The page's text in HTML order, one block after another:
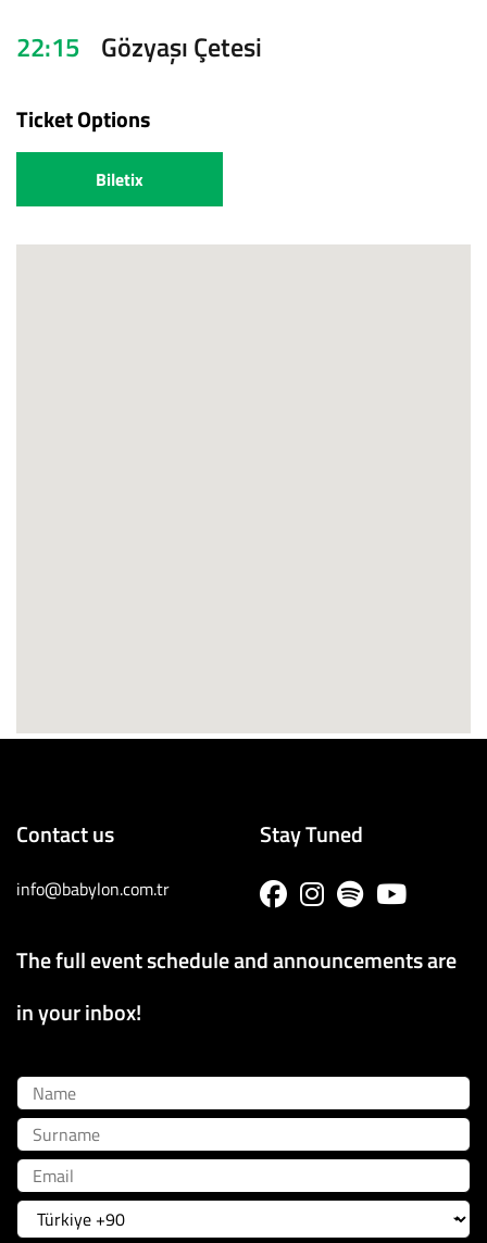
22:15 Gözyaşı Çetesi
Ticket Options
Biletix
Contact us
info@babylon.com.tr
Stay Tuned
The full event schedule and announcements are
in your inbox!
Name
Surname
Email